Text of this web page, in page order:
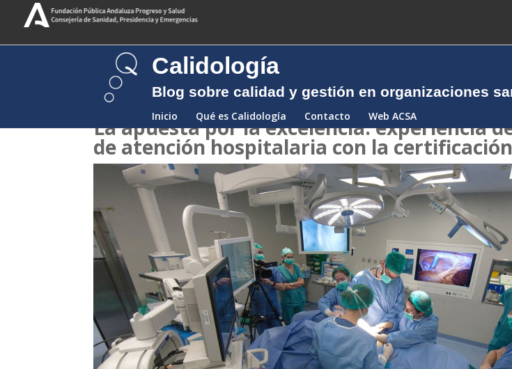
Calidología
Blog sobre calidad y gestión en organizaciones
Inicio Qué es Calidología Contacto Web ACSA
La apuesta por la excelencia: experiencia
de atención hospitalaria con la